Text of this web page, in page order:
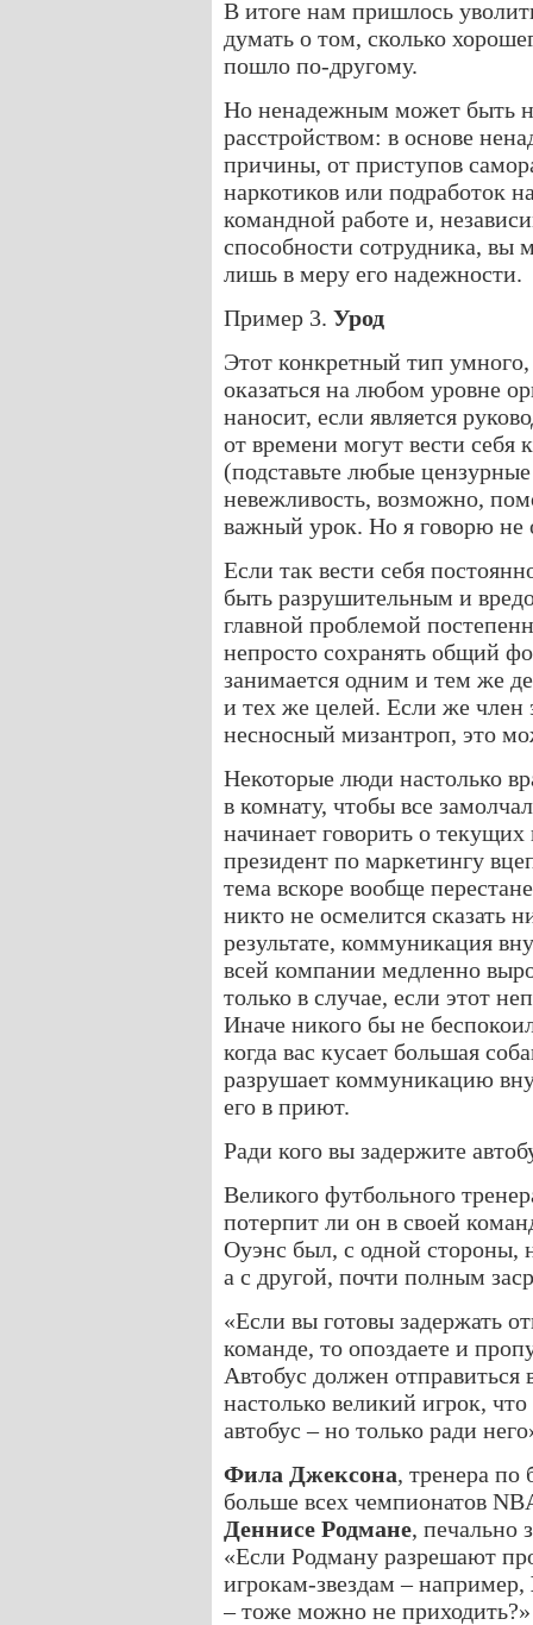
В итоге нам пришлось
думать о том, сколько
пошло по-другому.
Но ненадежным может быть
расстройством: в основе
причины, от приступов
наркотиков или подработок
командной работе и,
способности сотрудника, вы
лишь в меру его надежности.
Пример 3. Урод
Этот конкретный тип
оказаться на любом уровне
наносит, если является
от времени могут вести себя
(подставьте любые
невежливость, возможно,
важный урок. Но я говорю не
Если так вести себя
быть разрушительным и
главной проблемой
непросто сохранять общий
занимается одним и тем же
и тех же целей. Если же
несносный мизантроп, это
Некоторые люди настолько
в комнату, чтобы все
начинает говорить о
президент по маркетингу
тема вскоре вообще
никто не осмелится сказать
результате, коммуникация
всей компании медленно
только в случае, если этот
Иначе никого бы не
когда вас кусает большая
разрушает коммуникацию
его в приют.
Ради кого вы задержите
Великого футбольного
потерпит ли он в своей
Оуэнс был, с одной стороны,
а с другой, почти полным
«Если вы готовы задержать
команде, то опоздаете и
Автобус должен отправиться
настолько великий игрок,
автобус – но только ради
Фила Джексона, тренера по
больше всех чемпионатов
Деннисе Родмане, печально
«Если Родману разрешают
игрокам-звездам – например,
– тоже можно не